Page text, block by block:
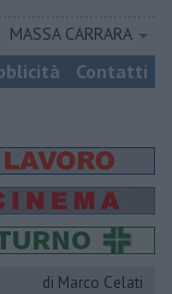
MASSA CARRARA
Contatti
di Marco Celati